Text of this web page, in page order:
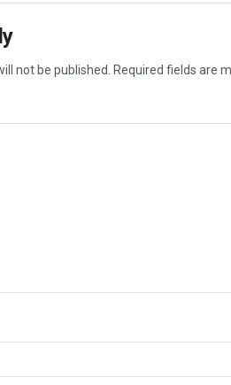
not be published. Required fields are